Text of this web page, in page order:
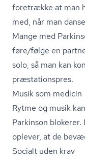
foretrække at man
med, når man
Mange med
føre/følge en
solo, så man kan
præ­sta­tions­pres.
Musik som medicin
Rytme og musik
Parkinson
oplever, at de
Socialt uden krav